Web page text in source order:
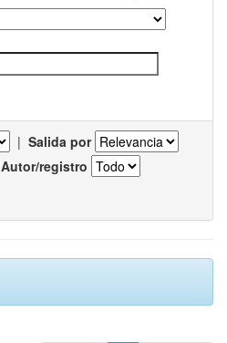
| Salida por
Autor/registro